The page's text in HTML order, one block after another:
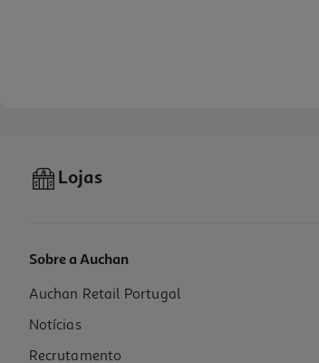
Cápsulas Café Dg Auchan Expresso Int.7 16un
0.24 €/un
Lojas
Sobre a Auchan
Auchan Retail Portugal
Notícias
Recrutamento